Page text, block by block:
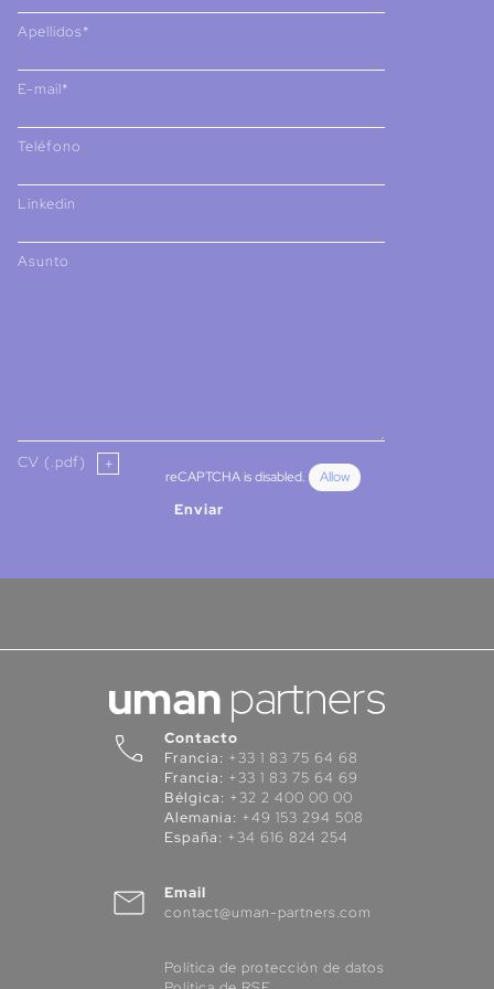
Apellidos*
E-mail*
Teléfono
Linkedin
Asunto
CV (.pdf)
reCAPTCHA is disabled. Allow
Enviar
Contacto
Francia: +33 1 83 75 64 68
Francia: +33 1 83 75 64 69
Bélgica: +32 2 400 00 00
Alemania: +49 153 294 508
España: +34 616 824 254
Email
contact@uman-partners.com
Política de protección de datos